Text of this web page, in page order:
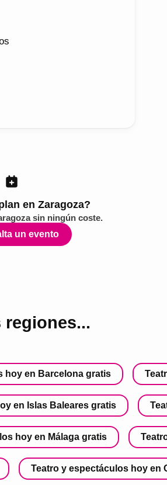
en Zaragoza?
sin ningún coste.
un evento
regiones...
hoy en Barcelona gratis
en Islas Baleares gratis
hoy en Málaga gratis
Teatro y espectáculos hoy en